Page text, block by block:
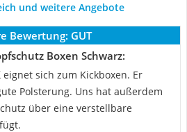
und weitere Angebote
Bewertung: GUT
Boxen Schwarz:
eignet sich zum Kickboxen. Er
Polsterung. Uns hat außerdem
über eine verstellbare